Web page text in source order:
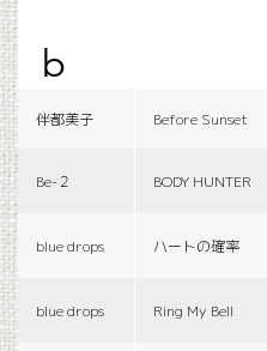
b
伴都美子 Before Sunset
Be-２ BODY HUNTER
blue drops ハートの確率
blue drops Ring My Bell